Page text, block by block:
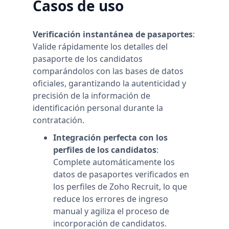
Casos de uso
Verificación instantánea de pasaportes:
Valide rápidamente los detalles del
pasaporte de los candidatos
comparándolos con las bases de datos
oficiales, garantizando la autenticidad y
precisión de la información de
identificación personal durante la
contratación.
Integración perfecta con los
perfiles de los candidatos:
Complete automáticamente los
datos de pasaportes verificados en
los perfiles de Zoho Recruit, lo que
reduce los errores de ingreso
manual y agiliza el proceso de
incorporación de candidatos.